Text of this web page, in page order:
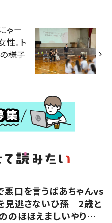
ゃー
性。ト
様子
悪口を言うばあちゃんvs
見逃さないひ孫 2歳と
のほほえましいやり取り